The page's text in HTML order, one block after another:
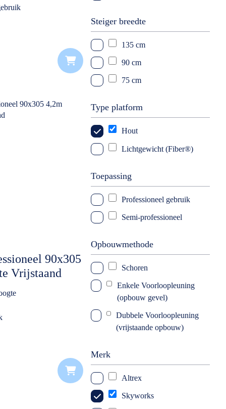
90x305
Vrijstaand
Steiger breedte
135 cm
90 cm
75 cm
Type platform
Hout
Lichtgewicht (Fiber®)
Toepassing
Professioneel gebruik
Semi-professioneel
Opbouwmethode
Schoren
Enkele Voorloopleuning
(opbouw gevel)
Dubbele Voorloopleuning
(vrijstaande opbouw)
Merk
Altrex
Skyworks